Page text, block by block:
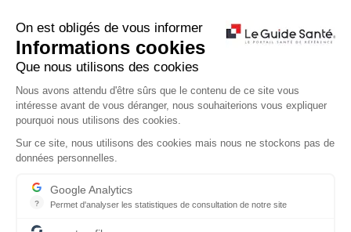
On est obligés de vous informer
Informations cookies
Que nous utilisons des cookies
Nous avons attendu d'être sûrs que le contenu de ce site vous
intéresse avant de vous déranger, nous souhaiterions vous expliquer
pourquoi nous utilisons des cookies.
Sur ce site, nous utilisons des cookies mais nous ne stockons pas de
données personnelles.
?
Google Analytics
Permet d'analyser les statistiques de consultation de notre site